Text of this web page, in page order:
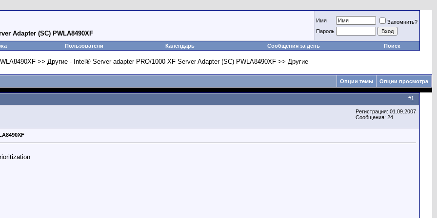
Adapter (SC) PWLA8490XF
Имя
Запомнить?
Пароль
Пользователи Календарь Сообщения за день Поиск
>> Другие - Intel® Server adapter PRO/1000 XF Server Adapter (SC) PWLA8490XF >> Другие
Опции темы Опции просмотра
#1
Регистрация: 01.09.2007
Сообщения: 24